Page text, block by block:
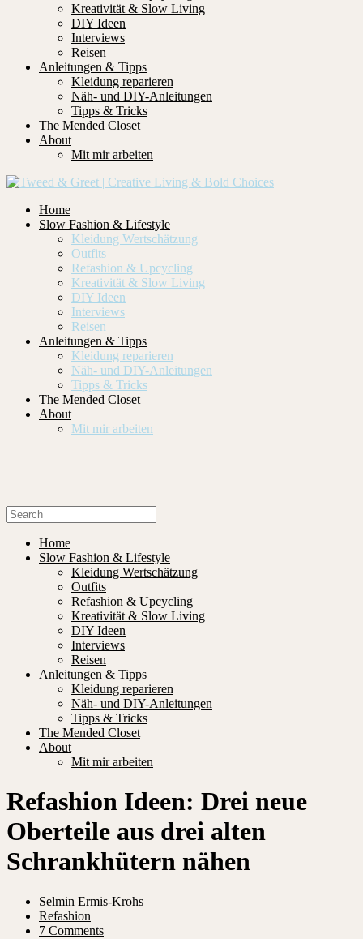
Kreativität & Slow Living
DIY Ideen
Interviews
Reisen
Anleitungen & Tipps
Kleidung reparieren
Näh- und DIY-Anleitungen
Tipps & Tricks
The Mended Closet
About
Mit mir arbeiten
Home
Slow Fashion & Lifestyle
Kleidung Wertschätzung
Outfits
Refashion & Upcycling
Kreativität & Slow Living
DIY Ideen
Interviews
Reisen
Anleitungen & Tipps
Kleidung reparieren
Näh- und DIY-Anleitungen
Tipps & Tricks
The Mended Closet
About
Mit mir arbeiten
Home
Slow Fashion & Lifestyle
Kleidung Wertschätzung
Outfits
Refashion & Upcycling
Kreativität & Slow Living
DIY Ideen
Interviews
Reisen
Anleitungen & Tipps
Kleidung reparieren
Näh- und DIY-Anleitungen
Tipps & Tricks
The Mended Closet
About
Mit mir arbeiten
Refashion Ideen: Drei neue
Oberteile aus drei alten
Schrankhütern nähen
Selmin Ermis-Krohs
Refashion
7 Comments